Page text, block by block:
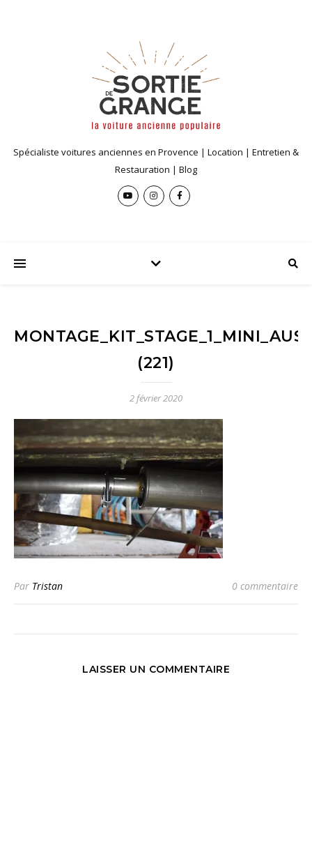
Spécialiste voitures anciennes en Provence | Location | Entretien &
Restauration | Blog
(221)
2 février 2020
Par Tristan 0 commentaire
LAISSER UN COMMENTAIRE